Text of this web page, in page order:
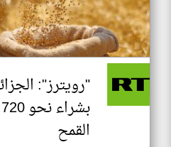
"رويترز":
القمح